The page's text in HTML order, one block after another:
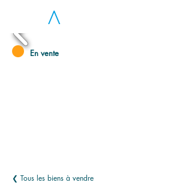
A
En vente
❮ Tous les biens à vendre